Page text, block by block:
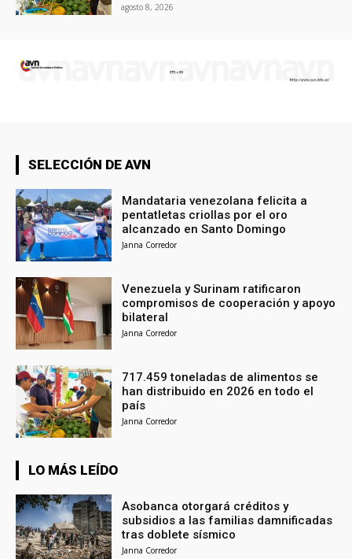
agosto 8, 2026
SELECCIÓN DE AVN
Mandataria venezolana felicita a
pentatletas criollas por el oro
alcanzado en Santo Domingo
Janna Corredor
Venezuela y Surinam ratificaron
compromisos de cooperación y apoyo
bilateral
Janna Corredor
717.459 toneladas de alimentos se
han distribuido en 2026 en todo el
país
Janna Corredor
LO MÁS LEÍDO
Asobanca otorgará créditos y
subsidios a las familias damnificadas
tras doblete sísmico
Janna Corredor